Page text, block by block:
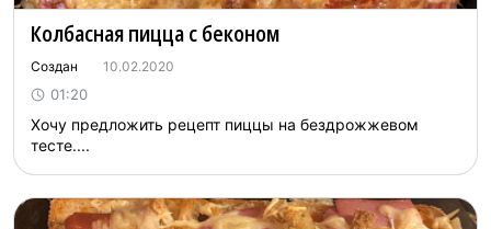
Колбасная пицца с беконом
Создан 10.02.2020
01:20
Хочу предложить рецепт пиццы на бездрожжевом
тесте....